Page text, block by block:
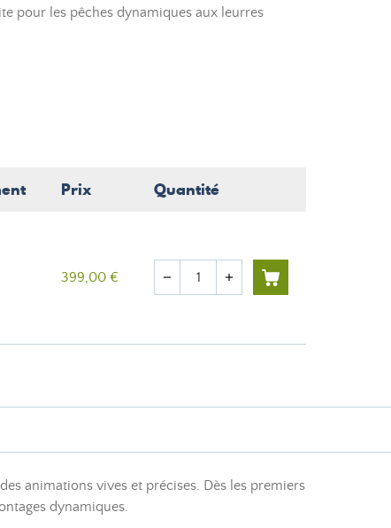
pour les pêches dynamiques aux leurres
Prix Quantité
399,00 € Quantité
remove add
animations vives et précises. Dès les premiers
dynamiques.